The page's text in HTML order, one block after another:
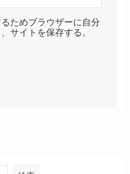
ためブラウザーに自分
サイトを保存する。